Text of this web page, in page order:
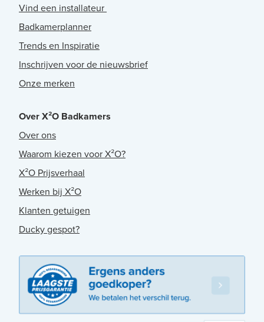
Vind een installateur
Badkamerplanner
Trends en Inspiratie
Inschrijven voor de nieuwsbrief
Onze merken
Over X²O Badkamers
Over ons
Waarom kiezen voor X²O?
X²O Prijsverhaal
Werken bij X²O
Klanten getuigen
Ducky gespot?